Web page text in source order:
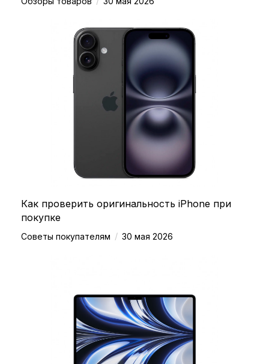
Как проверить оригинальность iPhone при
покупке
Советы покупателям / 30 мая 2026